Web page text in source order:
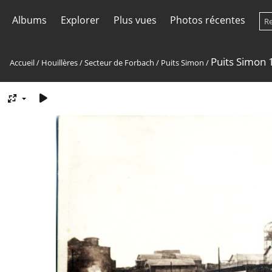
Albums Explorer Plus vues Photos récentes
Accueil/ Houillères/Secteur de Forbach / Puits Simon / Puits Simon